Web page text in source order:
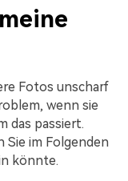
Fotos unscharf
wenn sie
das passiert.
Sie im Folgenden
könnte.